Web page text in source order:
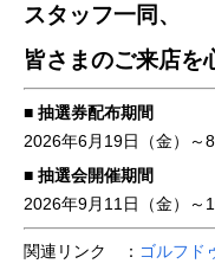
スタッフ一同、
皆さまのご来店を
■ 抽選券配布期間
2026年6月19日（金）～8
■ 抽選会開催期間
2026年9月11日（金）～
関連リンク ： ゴルフド